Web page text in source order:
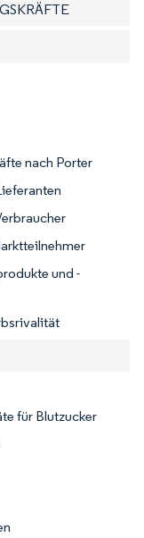
nach Porter
und -
für Blutzucker